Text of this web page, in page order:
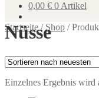
0,00 € 0 Artikel
Startseite / Shop /
Nüsse
Einzelnes Ergebnis wird